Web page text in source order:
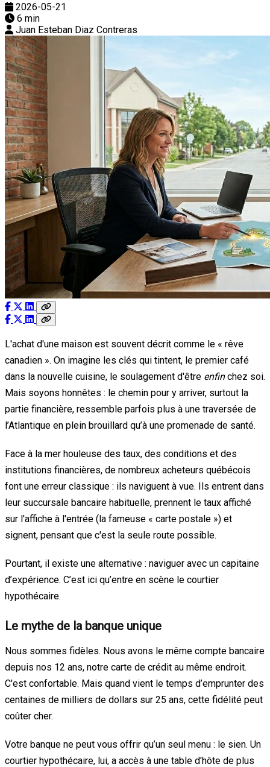
2026-05-21
6 min
Juan Esteban Diaz Contreras
L'achat d'une maison est souvent décrit comme le « rêve
canadien ». On imagine les clés qui tintent, le premier café
dans la nouvelle cuisine, le soulagement d'être enfinchez soi.
Mais soyons honnêtes : le chemin pour y arriver, surtout la
partie financière, ressemble parfois plus à une traversée de
l’Atlantique en plein brouillard qu’à une promenade de santé.
Face à la mer houleuse des taux, des conditions et des
institutions financières, de nombreux acheteurs québécois
font une erreur classique : ils naviguent à vue. Ils entrent dans
leur succursale bancaire habituelle, prennent le taux affiché
sur l'affiche à l'entrée (la fameuse « carte postale ») et
signent, pensant que c'est la seule route possible.
Pourtant, il existe une alternative : naviguer avec un capitaine
d’expérience. C’est ici qu’entre en scène le courtier
hypothécaire.
Le mythe de la banque unique
Nous sommes fidèles. Nous avons le même compte bancaire
depuis nos 12 ans, notre carte de crédit au même endroit.
C'est confortable. Mais quand vient le temps d’emprunter des
centaines de milliers de dollars sur 25 ans, cette fidélité peut
coûter cher.
Votre banque ne peut vous offrir qu’un seul menu : le sien. Un
courtier hypothécaire, lui, a accès à une table d'hôte de plus